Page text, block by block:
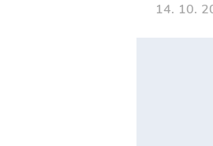
14. 10.